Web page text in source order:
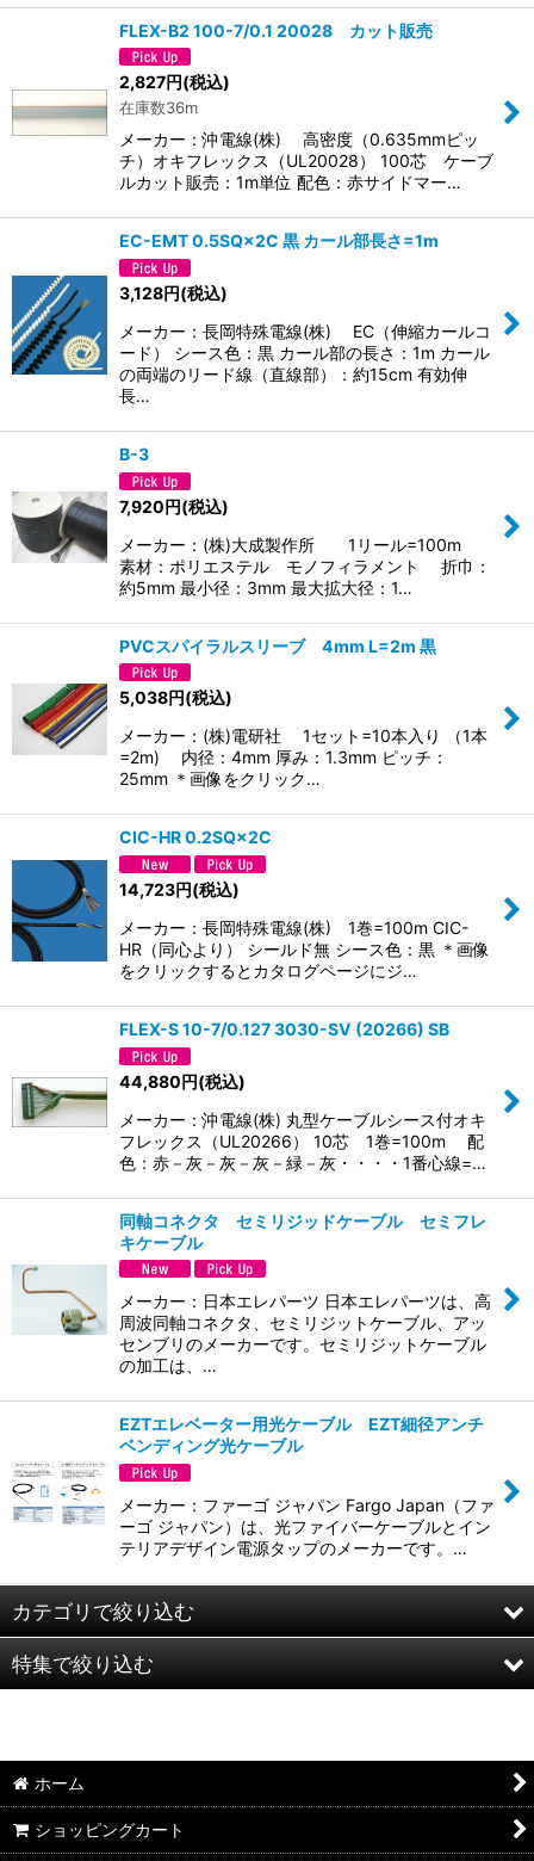
FLEX-B2 100-7/0.1 20028 カット販売
2,827円(税込)
在庫数36m
メーカー：沖電線(株) 高密度（0.635mmピッ
チ）オキフレックス（UL20028） 100芯 ケーブ
ルカット販売：1m単位 配色：赤サイドマー…
EC-EMT 0.5SQ×2C 黒 カール部長さ=1m
3,128円(税込)
メーカー：長岡特殊電線(株) EC（伸縮カールコ
ード） シース色：黒 カール部の長さ：1m カール
の両端のリード線（直線部）：約15cm 有効伸
長…
B-3
7,920円(税込)
メーカー：(株)大成製作所 1リール=100m
素材：ポリエステル モノフィラメント 折巾：
約5mm 最小径：3mm 最大拡大径：1…
PVCスパイラルスリーブ 4mm L=2m 黒
5,038円(税込)
メーカー：(株)電研社 1セット=10本入り （1本
=2m) 内径：4mm 厚み：1.3mm ピッチ：
25mm ＊画像をクリック…
CIC-HR 0.2SQ×2C
14,723円(税込)
メーカー：長岡特殊電線(株) 1巻=100m CIC-
HR（同心より） シールド無 シース色：黒 ＊画像
をクリックするとカタログページにジ…
FLEX-S 10-7/0.127 3030-SV (20266) SB
44,880円(税込)
メーカー：沖電線(株) 丸型ケーブルシース付オキ
フレックス（UL20266） 10芯 1巻=100m 配
色：赤－灰－灰－灰－緑－灰・・・・1番心線=…
同軸コネクタ セミリジッドケーブル セミフレ
キケーブル
メーカー：日本エレパーツ 日本エレパーツは、高
周波同軸コネクタ、セミリジットケーブル、アッ
センブリのメーカーです。セミリジットケーブル
の加工は、…
EZTエレベーター用光ケーブル EZT細径アンチ
ベンディング光ケーブル
メーカー：ファーゴ ジャパン Fargo Japan（ファ
ーゴ ジャパン）は、光ファイバーケーブルとイン
テリアデザイン電源タップのメーカーです。…
カテゴリで絞り込む
ブリッジ形オキフレックス(UL2651)
柔軟形1.0mmピッチオキフレックス(UL2651)
可とう形オキフレックス(UL20050)
特集で絞り込む
USBケーブル
LANケーブル・コネクタ
ホーム
ショッピングカート